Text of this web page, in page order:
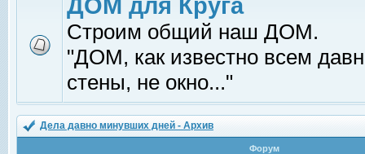
ДОМ для Круга
Строим общий наш ДОМ.
"ДОМ, как известно всем
стены, не окно..."
Дела давно минувших дней - Архив
Форум